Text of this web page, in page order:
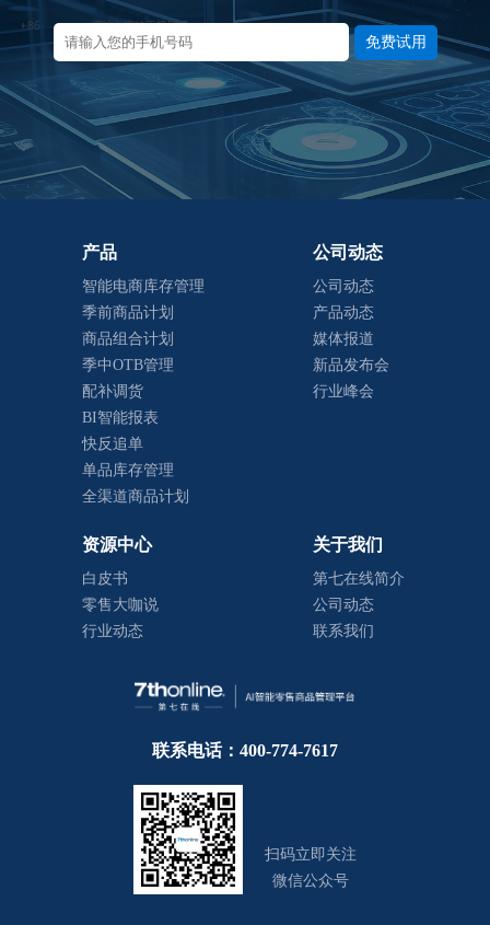
免费试用
产品
智能电商库存管理
季前商品计划
商品组合计划
季中OTB管理
配补调货
BI智能报表
快反追单
单品库存管理
全渠道商品计划
公司动态
公司动态
产品动态
媒体报道
新品发布会
行业峰会
资源中心
白皮书
零售大咖说
行业动态
关于我们
第七在线简介
公司动态
联系我们
联系电话：400-774-7617
扫码立即关注
微信公众号